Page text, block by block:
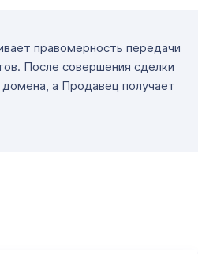
правомерность передачи
После совершения сделки
а Продавец получает